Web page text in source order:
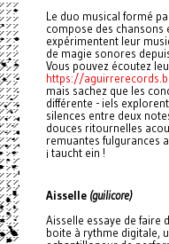
Le duo musical formé
compose des chansons
expérimentent leur
de magie sonores
Vous pouvez écoutez
https://
mais sachez que les
différente - iels
silences entre deux
douces ritournelles
remuantes fulgurances
¡ taucht ein !
Aisselle(guilicore)
Aisselle essaye de faire
boite à rythme digitale,